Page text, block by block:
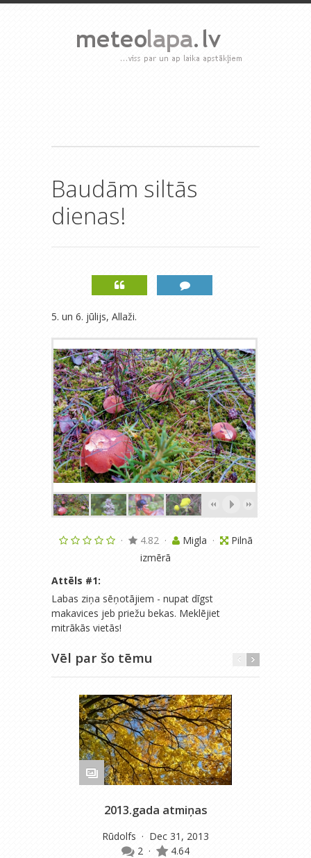
Baudām siltās
dienas!
5. un 6. jūlijs, Allaži.
· 4.82 · Migla ·
Pilnā
izmērā
Attēls #1:
Labas ziņa sēņotājiem - nupat dīgst
makavices jeb priežu bekas. Meklējiet
mitrākās vietās!
Vēl par šo tēmu
2013.gada atmiņas
Rūdolfs · Dec 31, 2013
2 · 4.64